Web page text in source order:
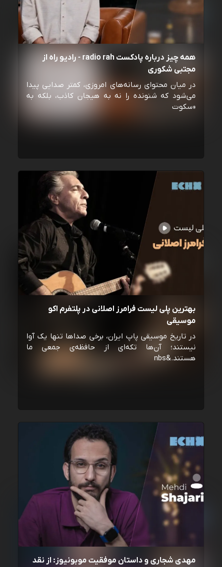
همه چیز درباره پادکست radio rah - رادیو راه از
مجتبی شکوری
در میان محتوای رسانه‌های امروزی، کمتر صدایی پیدا
می‌شود که شنونده را نه به هیجان کاذب، بلکه به
«سکوت
بهترین پلی لیست فرامرز اصلانی در پلتفرم اکو
موسیقی
در تاریخ موسیقی پاپ ایران، برخی صداها تنها یک آوا
نیستند؛ آن‌ها تکه‌ای از حافظه‌ی جمعی ما
هستند.&nbs
مهدی شجاری و داستان موفقیت موبونیوز: از نقد